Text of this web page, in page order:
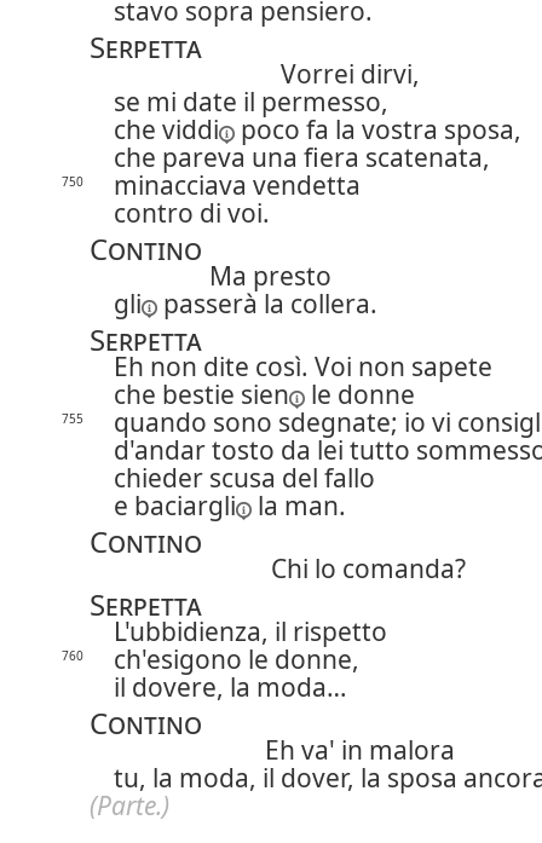
stavo sopra pensiero.
Serpetta
Vorrei dirvi,
se mi date il permesso,
che viddi
poco fa la vostra sposa,
che pareva una fiera scatenata,
750
minacciava vendetta
contro di voi.
Contino
Ma presto
gli
passerà la collera.
Serpetta
Eh non dite così. Voi non sapete
che bestie sien le donne
755
quando sono sdegnate; io vi
d'andar tosto da lei tutto
chieder scusa del fallo
e baciargli la man.
Contino
Chi lo comanda?
Serpetta
L'ubbidienza, il rispetto
760
ch'esigono le donne,
il dovere, la moda…
Contino
Eh va' in malora
tu, la moda, il dover, la sposa
(Parte.)